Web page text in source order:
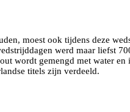
moest ook tijdens deze
werd maar liefst
wordt gemengd met water en
titels zijn verdeeld.